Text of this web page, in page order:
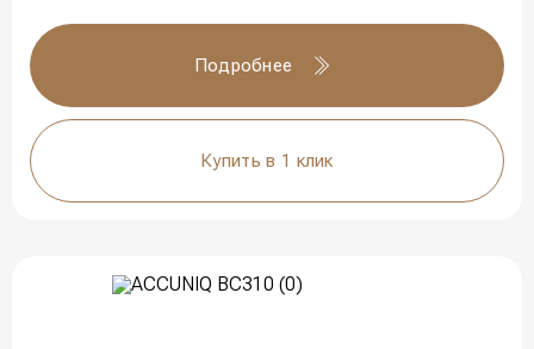
Подробнее
Купить в 1 клик